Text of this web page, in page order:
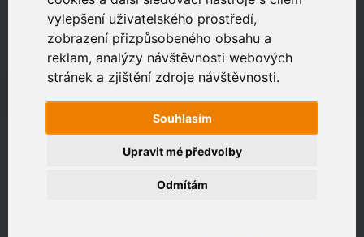
vylepšení uživatelského prostředí,
zobrazení přizpůsobeného obsahu a
reklam, analýzy návštěvnosti webových
stránek a zjištění zdroje návštěvnosti.
Souhlasím
Odmítám
Upravit mé předvolby
Zákaznický portál
Jak rychlé je připojení na vaší adrese?